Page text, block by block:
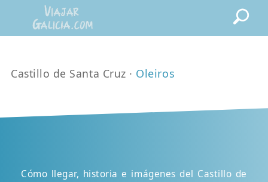
Castillo de Santa Cruz · Oleiros
Cómo llegar, historia e imágenes del Castillo de